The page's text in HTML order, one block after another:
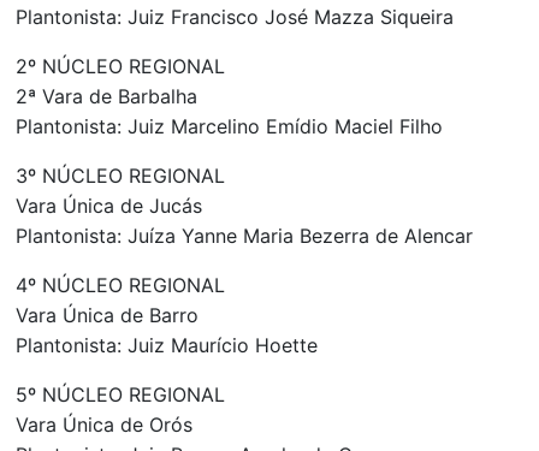
Plantonista: Juiz Francisco José Mazza Siqueira
2º NÚCLEO REGIONAL
2ª Vara de Barbalha
Plantonista: Juiz Marcelino Emídio Maciel Filho
3º NÚCLEO REGIONAL
Vara Única de Jucás
Plantonista: Juíza Yanne Maria Bezerra de Alencar
4º NÚCLEO REGIONAL
Vara Única de Barro
Plantonista: Juiz Maurício Hoette
5º NÚCLEO REGIONAL
Vara Única de Orós